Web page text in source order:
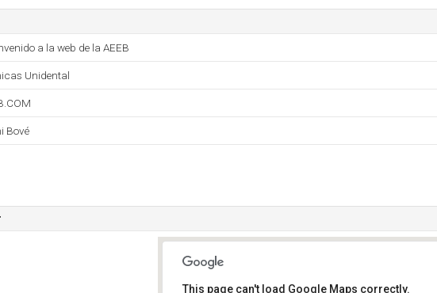
a la web de la AEEB
Unidental
Bové
This page can't load Google Maps correctly.